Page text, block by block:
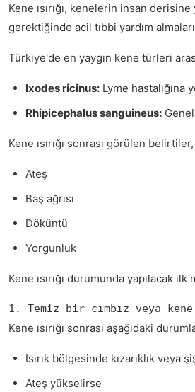
Kene ısırığı, kenelerin insan
gerektiğinde acil tıbbi yardım
Türkiye'de en yaygın kene türleri
Ixodes ricinus: Lyme hastalığına
Rhipicephalus sanguineus:
Kene ısırığı sonrası görülen
Ateş
Baş ağrısı
Döküntü
Yorgunluk
Kene ısırığı durumunda yapılacak
1. Temiz bir cımbız veya
Kene ısırığı sonrası aşağıdaki
Isırık bölgesinde kızarıklık veya
Ateş yükselirse